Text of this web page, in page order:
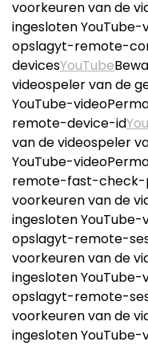
voorkeuren van de
ingesloten YouTube-
opslagyt-remote-
devicesYouTube
videospeler van de
YouTube-
remote-device-id
van de videospeler
YouTube-
remote-fast-check-
voorkeuren van de
ingesloten YouTube-
opslagyt-remote-
voorkeuren van de
ingesloten YouTube-
opslagyt-remote-
voorkeuren van de
ingesloten YouTube-